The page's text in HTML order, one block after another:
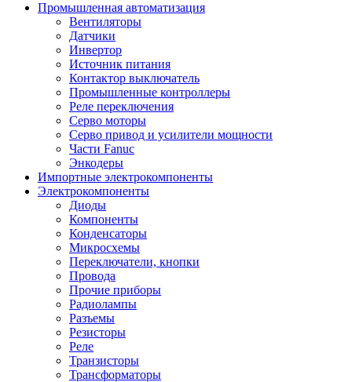
Промышленная автоматизация
Вентиляторы
Датчики
Инвертор
Источник питания
Контактор выключатель
Промышленные контроллеры
Реле переключения
Серво моторы
Серво привод и усилители мощности
Части Fanuc
Энкодеры
Импортные электрокомпоненты
Электрокомпоненты
Диоды
Компоненты
Конденсаторы
Микросхемы
Переключатели, кнопки
Провода
Прочие приборы
Радиолампы
Разъемы
Резисторы
Реле
Транзисторы
Трансформаторы